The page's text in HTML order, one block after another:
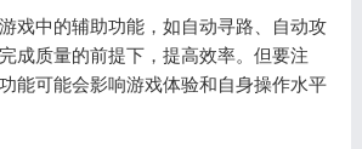
中的辅助功能，如自动寻路、自动攻
成质量的前提下，提高效率。但要注
能可能会影响游戏体验和自身操作水平